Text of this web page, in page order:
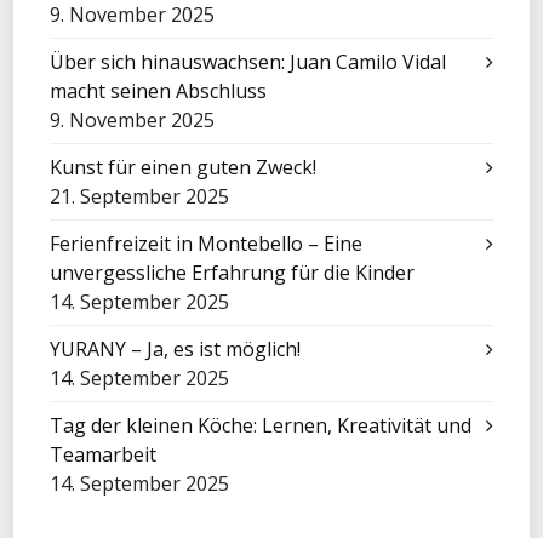
9. November 2025
Über sich hinauswachsen: Juan Camilo Vidal
macht seinen Abschluss
9. November 2025
Kunst für einen guten Zweck!
21. September 2025
Ferienfreizeit in Montebello – Eine
unvergessliche Erfahrung für die Kinder
14. September 2025
YURANY – Ja, es ist möglich!
14. September 2025
Tag der kleinen Köche: Lernen, Kreativität und
Teamarbeit
14. September 2025